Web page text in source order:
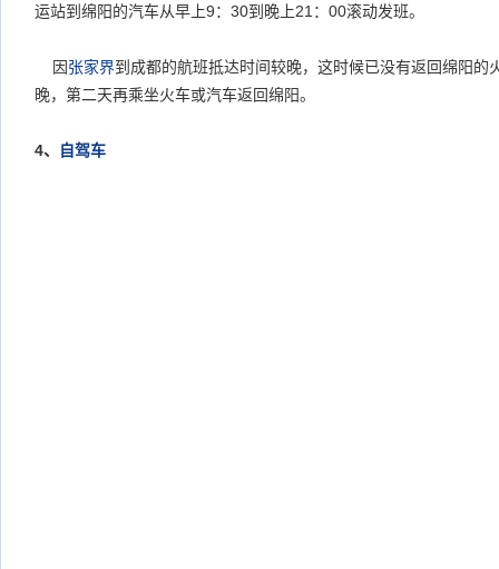
运站到绵阳的汽车从早上9： 30到晚上21 ： 00滚动发班。
因张家界到成都的航班抵达时间较晚，这时候已没有返回绵阳的
晚，第二天再乘坐火车或汽车返回绵阳。
4、 自驾车